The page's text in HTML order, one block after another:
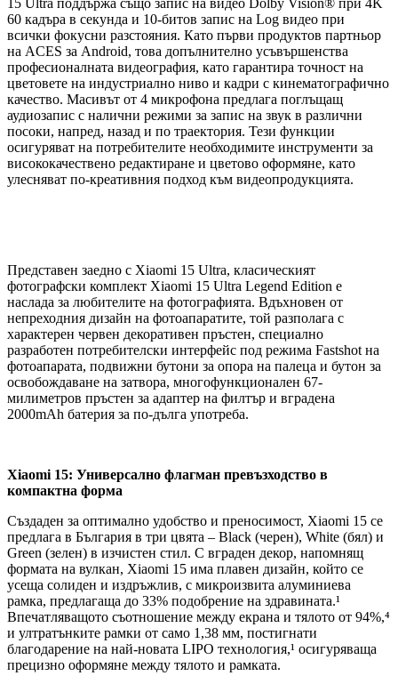
60 кадъра в секунда и 10-битов запис на Log видео при
всички фокусни разстояния. Като първи продуктов партньор
на ACES за Android, това допълнително усъвършенства
професионалната видеография, като гарантира точност на
цветовете на индустриално ниво и кадри с кинематографично
качество. Масивът от 4 микрофона предлага поглъщащ
аудиозапис с налични режими за запис на звук в различни
посоки, напред, назад и по траектория. Тези функции
осигуряват на потребителите необходимите инструменти за
висококачествено редактиране и цветово оформяне, като
улесняват по-креативния подход към видеопродукцията.
Представен заедно с Xiaomi 15 Ultra, класическият
фотографски комплект Xiaomi 15 Ultra Legend Edition е
наслада за любителите на фотографията. Вдъхновен от
непреходния дизайн на фотоапаратите, той разполага с
характерен червен декоративен пръстен, специално
разработен потребителски интерфейс под режима Fastshot на
фотоапарата, подвижни бутони за опора на палеца и бутон за
освобождаване на затвора, многофункционален 67-
милиметров пръстен за адаптер на филтър и вградена
2000mAh батерия за по-дълга употреба.
Xiaomi 15: Универсално флагман превъзходство в
компактна форма
Създаден за оптимално удобство и преносимост, Xiaomi 15 се
предлага в България в три цвята – Black (черен), White (бял) и
Green (зелен) в изчистен стил. С вграден декор, напомнящ
формата на вулкан, Xiaomi 15 има плавен дизайн, който се
усеща солиден и издръжлив, с микроизвита алуминиева
рамка, предлагаща до 33% подобрение на здравината.¹
Впечатляващото съотношение между екрана и тялото от 94%,⁴
и ултратънките рамки от само 1,38 мм, постигнати
благодарение на най-новата LIPO технология,¹ осигуряваща
прецизно оформяне между тялото и рамката.